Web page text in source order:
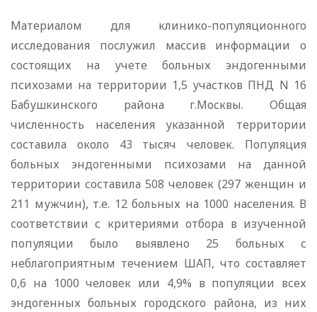
Материалом для клинико-популяционного
исследования послужил массив информации о
состоящих на учете больных эндогенными
психозами на территории 1,5 участков ПНД N 16
Бабушкинского района г.Москвы. Общая
численность населения указанной территории
составила около 43 тысяч человек. Популяция
больных эндогенными психозами на данной
территории составила 508 человек (297 женщин и
211 мужчин), т.е. 12 больных на 1000 населения. В
соответствии с критериями отбора в изученной
популяции было выявлено 25 больных с
неблагоприятным течением ШАП, что составляет
0,6 на 1000 человек или 4,9% в популяции всех
эндогенных больных городского района, из них